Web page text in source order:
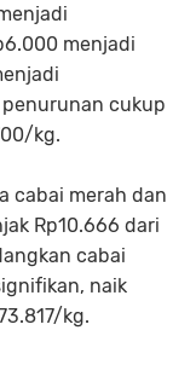
menjadi
cukup
kg.
cabai merah dan
Rp10.666 dari
cabai
naik
kg.